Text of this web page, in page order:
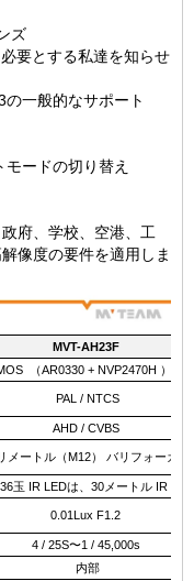
ズ
要とする私達を知らせ
一般的なサポート
ードの切り替え
府、学校、空港、工
像度の要件を適用しま
MVT-AH23F
（AR0330 + NVP2470H ）
PAL / NTCS
AHD / CVBS
メートル（M12） バリフォーカル
玉 IR LEDは、30メートル IR
0.01Lux F1.2
4 / 25S〜1 / 45,000s
内部